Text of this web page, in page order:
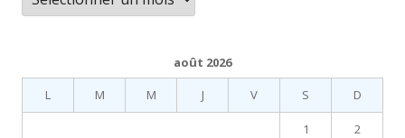
août 2026
L
M M J V S D
1 2